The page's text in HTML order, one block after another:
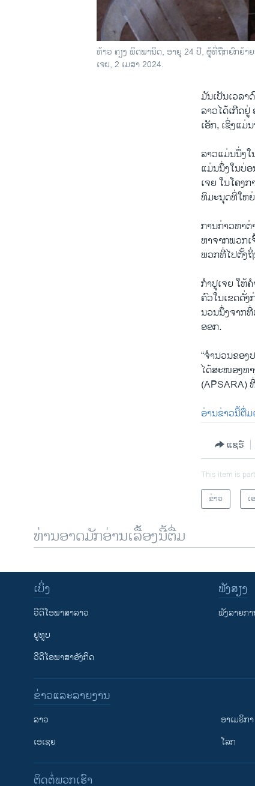
ທ້າວ ຄຽງ ພິດ​ພາ​ນິດ, ອາ​ຍຸ 24 ປີ, ຜູ້​ທີ່​ຖືກ​ຍົກ​ຍ້າ
ເຈຍ, 2 ເມ​ສາ 2024.
ມັນ​ເປັນ​ເວ​ລ
ລາວ​ໄດ້​ເກີດ​
ເອັກ, ເຊິ່ງ​ແ
ລາວ​ແມ່ນ​ນຶ່ງ​
ແມ່ນ​ນຶ່ງ​ໃນ​ບ່
ເຈຍ ໃນ​ໂຄງ​
ທິ​ມະ​ນຸດ​ທີ່​ໃຫ
ການ​ກ່າວ​ຫາ​ຕ່
ຫາ​ຈາກ​ພວກ​
ພວກ​ທີ່​ໄປ​ຕັ້ງ​
ກຳ​ປູ​ເຈຍ ໃຫ້​
ຄົວ​ໃນ​ເຂດ​ດັ່
ນວນ​ນຶ່ງ​ຈາກ​
ອອກ.
“ຈຳ​ນວນ​ຂອ
ໄດ້​ສະ​ໜອງ​ທ
(APSARA)
ອ່ານ​ຂ່າວນີ້​ຕື່
ແຊຣ໌
This item is
ຂ່າວ
ເ
ທ່ານອາດມັກອ່ານເລື້ອງນີ້ຕື່ມ
ເບິ່ງ
ວີດີໂອພາສາລາວ
ຢູທູບ
ວີດີໂອພາສາອັງກິດ
ຟັງສຽງ
ຟັງລາຍກາ
ຂ່າວແລະລາຍງານ
ລາວ
ເອເຊຍ
ອາເມຣິກາ
ໂລກ
ຕິດຕໍ່ພວກເຮົາ